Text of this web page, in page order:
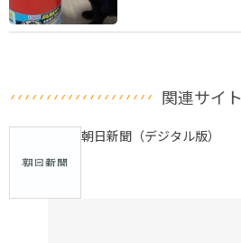
関連サイト
朝日新聞（デジタル版）